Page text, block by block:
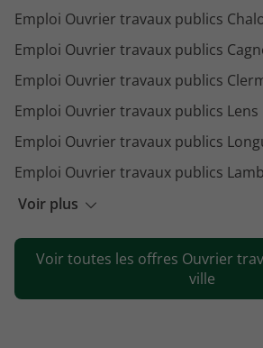
Voir plus
Emploi Ouvrier travaux publics
Emploi Ouvrier travaux publics
Emploi Ouvrier travaux publics
Emploi Ouvrier travaux publics Lens
Emploi Ouvrier travaux publics
Emploi Ouvrier travaux publics
Emploi Ouvrier travaux publics
Emploi Ouvrier travaux publics
Emploi Ouvrier travaux publics
Voir toutes les offres Ouvrier
ville